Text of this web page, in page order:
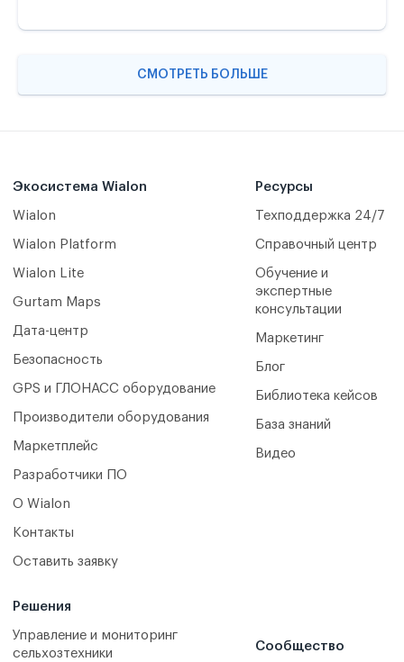
СМОТРЕТЬ БОЛЬШЕ
Экосистема Wialon
Wialon
Wialon Platform
Wialon Lite
Gurtam Maps
Дата-центр
Безопасность
GPS и ГЛОНАСС оборудование
Производители оборудования
Маркетплейс
Разработчики ПО
О Wialon
Контакты
Оставить заявку
Решения
Управление и мониторинг
сельхозтехники
Ресурсы
Техподдержка 24/7
Справочный центр
Обучение и
экспертные
консультации
Маркетинг
Блог
Библиотека кейсов
База знаний
Видео
Сообщество